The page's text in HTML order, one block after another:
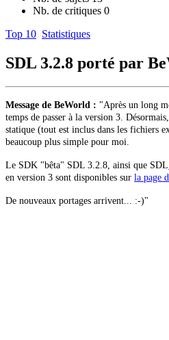
Nb. de critiques 0
Top 10 Statistiques
SDL 3.2.8 porté par
Message de BeWorld : "Après un long
temps de passer à la version 3.
statique (tout est inclus dans les fichiers
beaucoup plus simple pour moi.
Le SDK "bêta" SDL 3.2.8, ainsi que
en version 3 sont disponibles sur la page
De nouveaux portages arrivent... :-)"